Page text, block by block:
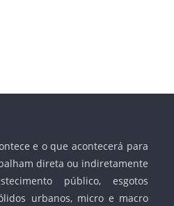
e o que acontecerá para
direta ou indiretamente
público, esgotos
urbanos, micro e macro